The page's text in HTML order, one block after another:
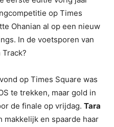
op Times
Ohanian al op een nieuw
In de voetsporen van
op Times Square was
te trekken, maar gold in
de finale op vrijdag. Tara
makkelijk en spaarde haar